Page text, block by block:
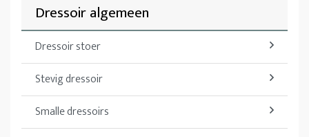
Dressoir algemeen
Dressoir stoer
Stevig dressoir
Smalle dressoirs